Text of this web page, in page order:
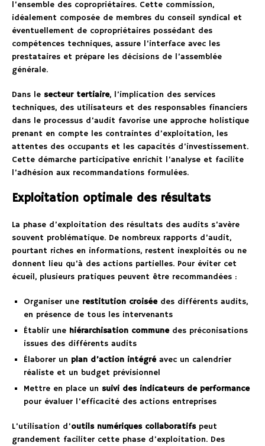
l’ensemble des copropriétaires. Cette commission,
idéalement composée de membres du conseil syndical et
éventuellement de copropriétaires possédant des
compétences techniques, assure l’interface avec les
prestataires et prépare les décisions de l’assemblée
générale.
Dans le secteur tertiaire, l’implication des services
techniques, des utilisateurs et des responsables financiers
dans le processus d’audit favorise une approche holistique
prenant en compte les contraintes d’exploitation, les
attentes des occupants et les capacités d’investissement.
Cette démarche participative enrichit l’analyse et facilite
l’adhésion aux recommandations formulées.
Exploitation optimale des résultats
La phase d’exploitation des résultats des audits s’avère
souvent problématique. De nombreux rapports d’audit,
pourtant riches en informations, restent inexploités ou ne
donnent lieu qu’à des actions partielles. Pour éviter cet
écueil, plusieurs pratiques peuvent être recommandées :
Organiser une restitution croiséedes différents audits,
en présence de tous les intervenants
Établir une hiérarchisation communedes préconisations
issues des différents audits
Élaborer un plan d’action intégréavec un calendrier
réaliste et un budget prévisionnel
Mettre en place un suivi des indicateurs de performance
pour évaluer l’efficacité des actions entreprises
L’utilisation d’outils numériques collaboratifspeut
grandement faciliter cette phase d’exploitation. Des